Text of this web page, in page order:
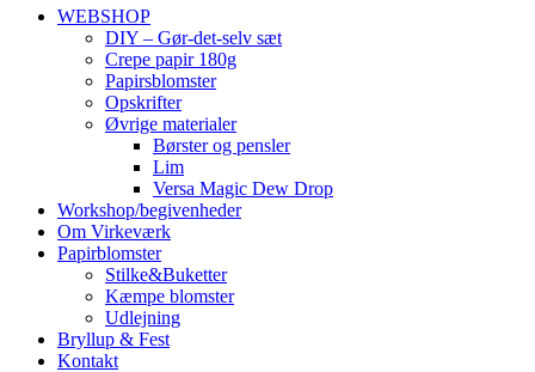
WEBSHOP
DIY – Gør-det-selv sæt
Crepe papir 180g
Papirsblomster
Opskrifter
Øvrige materialer
Børster og pensler
Lim
Versa Magic Dew Drop
Workshop/begivenheder
Om Virkeværk
Papirblomster
Stilke&Buketter
Kæmpe blomster
Udlejning
Bryllup & Fest
Kontakt